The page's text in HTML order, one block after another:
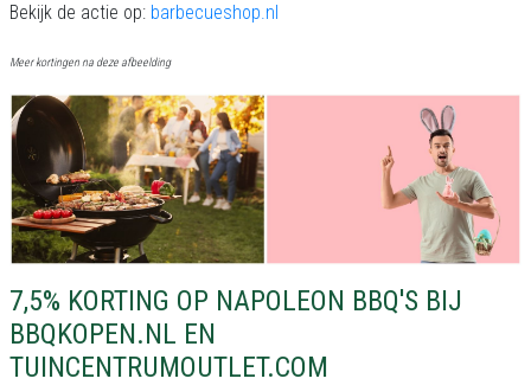
Bekijk de actie op: barbecueshop.nl
Meer kortingen na deze afbeelding
7,5% KORTING OP NAPOLEON BBQ'S BIJ
BBQKOPEN.NL EN
TUINCENTRUMOUTLET.COM